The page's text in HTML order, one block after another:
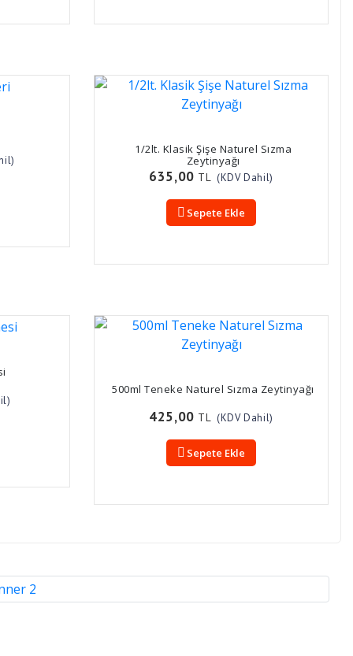
1/2lt. Klasik Şişe Naturel Sızma
Zeytinyağı
635,00 TL (KDV Dahil)
Sepete Ekle
500ml Teneke Naturel Sızma Zeytinyağı
425,00 TL (KDV Dahil)
Sepete Ekle